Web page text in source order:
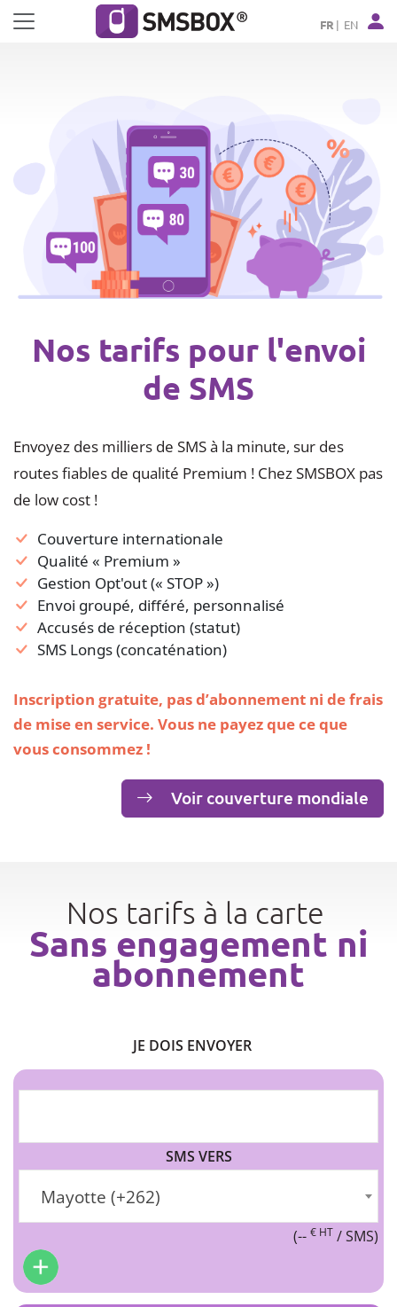
Panneau de gestion des cookies
FR EN
Nos tarifs pour l'envoi
de SMS
Envoyez des milliers de SMS à la minute, sur des
routes fiables de qualité Premium ! Chez SMSBOX pas
de low cost !
Couverture internationale
Qualité « Premium »
Gestion Opt'out (« STOP »)
Envoi groupé, différé, personnalisé
Accusés de réception (statut)
SMS Longs (concaténation)
Inscription gratuite, pas d’abonnement ni de frais
de mise en service. Vous ne payez que ce que
vous consommez !
Voir couverture mondiale
Nos tarifs à la carte
Sans engagement ni
abonnement
JE DOIS ENVOYER
SMS VERS
Mayotte (+262)
(-- € HT / SMS)